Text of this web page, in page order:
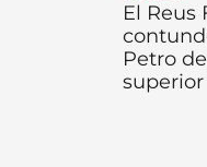
El Reus
Petro
superior